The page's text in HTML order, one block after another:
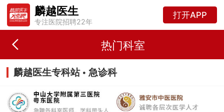
麟越医生
专注医院招聘22年
打开APP
热门科室
麟越医生专科站 • 急诊科